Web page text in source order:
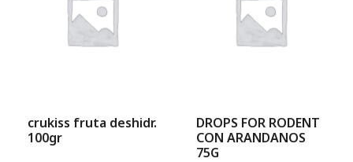
crukiss fruta deshidr.
100gr
DROPS FOR RODENT
CON ARANDANOS
75G